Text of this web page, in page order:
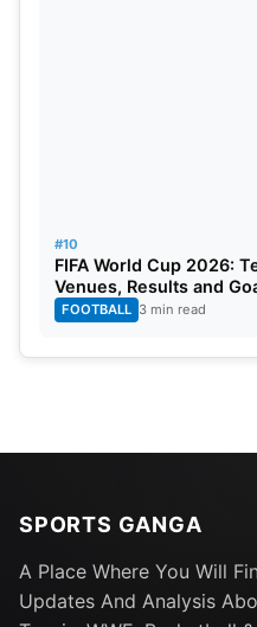
#10
FIFA World Cup 2026:
Venues, Results and
FOOTBALL 3 min read
SPORTS GANGA
A Place Where You Will
Updates And Analysis